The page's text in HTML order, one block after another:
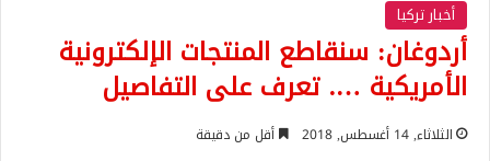
أخبار تركيا
أردوغان: سنقاطع المنتجات الإلكترونية
الأمريكية …. تعرف على التفاصيل
الثلاثاء, 14 أغسطس, 2018 أقل من دقيقة